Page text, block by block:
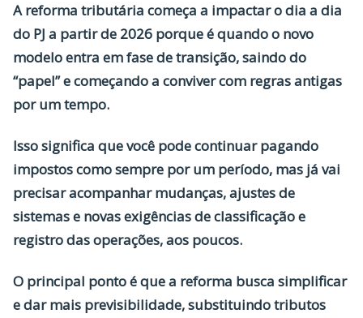
Areforma tributária começa a impactar o dia a dia
do PJ a partir de 2026 porque é quando o novo
modelo entra emfase de transição, saindo do
“papel” e começando a conviver com regras antigas
por um tempo.
Isso significa que você pode continuar pagando
impostos como sempre por um período, mas já vai
precisar acompanhar mudanças, ajustes de
sistemas e novas exigências de classificação e
registro das operações, aos poucos.
O principal ponto é que a reforma busca simplificar
e dar mais previsibilidade, substituindo tributos